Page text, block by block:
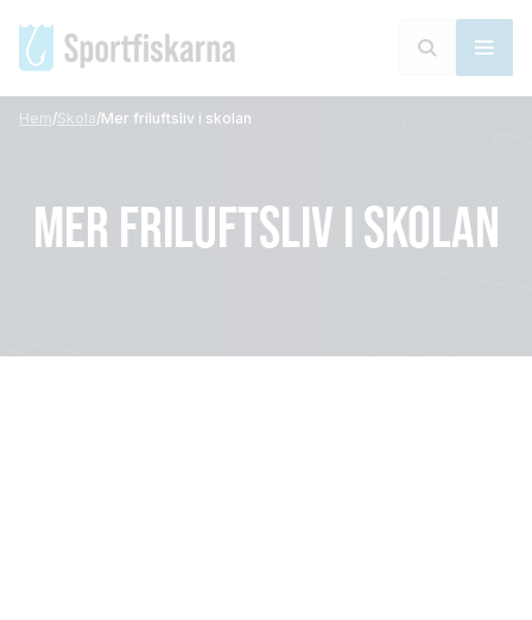
Hem/Skola/Mer friluftsliv i skolan
MER FRILUFTSLIV I SKOLAN